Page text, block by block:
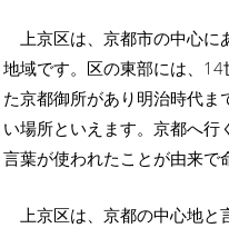
上京区は、京都市の中心
地域です。区の東部には、
た京都御所があり明治時代ま
い場所といえます。京都へ行
言葉が使われたことが由来で
上京区は、京都の中心地